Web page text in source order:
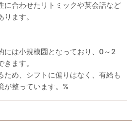
に合わせたリトミックや英会話など
ます。
には小規模園となっており、0～2
ます。
ため、シフトに偏りはなく、有給も
が整っています。%